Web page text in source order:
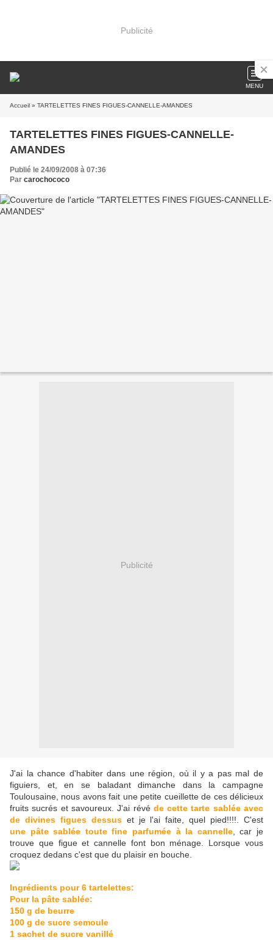
Publicité
MENU
Accueil » TARTELETTES FINES FIGUES-CANNELLE-AMANDES
TARTELETTES FINES FIGUES-CANNELLE-
AMANDES
Publié le 24/09/2008 à 07:36
Par carochococo
Publicité
J'ai la chance d'habiter dans une région, où il y a pas mal de
figuiers, et, en se baladant dimanche dans la campagne
Toulousaine, nous avons fait une petite cueillette de ces délicieux
fruits sucrés et savoureux. J'ai révé de cette tarte sablée avec
de divines figues dessuset je l'ai faite, quel pied!!!!. C'est
une pâte sablée toute fine parfumée à la cannelle, car je
trouve que figue et cannelle font bon ménage. Lorsque vous
croquez dedans c'est que du plaisir en bouche.
Ingrédients pour 6 tartelettes:
Pour la pâte sablée:
150 g de beurre
100 g de sucre semoule
1 sachet de sucre vanillé